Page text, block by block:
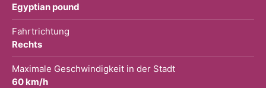
Egyptian pound
Fahrtrichtung
Rechts
Maximale Geschwindigkeit in der Stadt
60 km/h